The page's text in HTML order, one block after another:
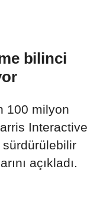
bilinci
100 milyon
Interactive
sürdürülebilir
açıkladı.